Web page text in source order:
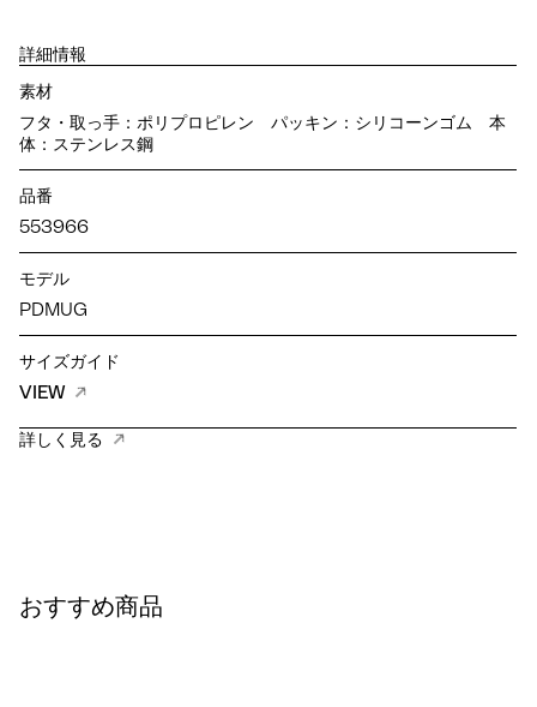
詳細情報
素材
フタ・取っ手：ポリプロピレン パッキン：シリコーンゴム 本
体：ステンレス鋼
品番
553966
モデル
PDMUG
サイズガイド
VIEW
詳しく見る
おすすめ商品